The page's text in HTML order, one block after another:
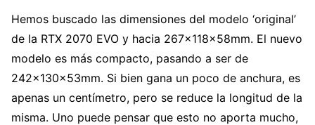
Hemos buscado las dimensiones del modelo ‘original’
de la RTX 2070 EVO y hacia 267x118x58mm. El nuevo
modelo es más compacto, pasando a ser de
242x130x53mm. Si bien gana un poco de anchura, es
apenas un centímetro, pero se reduce la longitud de la
misma. Uno puede pensar que esto no aporta mucho,